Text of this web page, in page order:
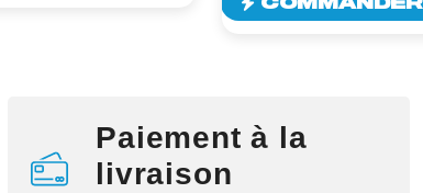
Paiement à la
livraison